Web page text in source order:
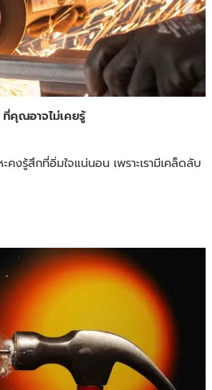
ที่คุณอาจไม่เคยรู้
คงรู้สึกที่อิ่มใจแน่นอน เพราะเรามีเคล็ดลับ